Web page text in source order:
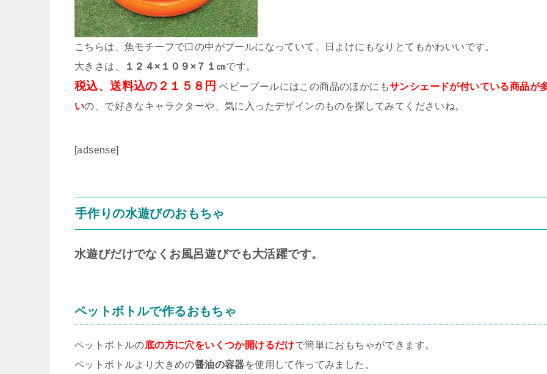
こちらは、魚モチーフで口の中がプールになっていて、日よけにもなりとてもかわいいです。
大きさは、
１２４×１０９×７１㎝です。
税込、送料込の２１５８円 ベビープールにはこの商品のほかにもサンシェードが付いている商品が
いの、で好きなキャラクターや、気に入ったデザインのものを探してみてくださいね。
[adsense]
手作りの水遊びのおもちゃ
水遊びだけでなくお風呂遊びでも大活躍です。
ペットボトルで作るおもちゃ
ペットボトルの底の方に穴をいくつか開けるだけで簡単におもちゃができます。
ペットボトルより大きめの醤油の容器を使用して作ってみました。